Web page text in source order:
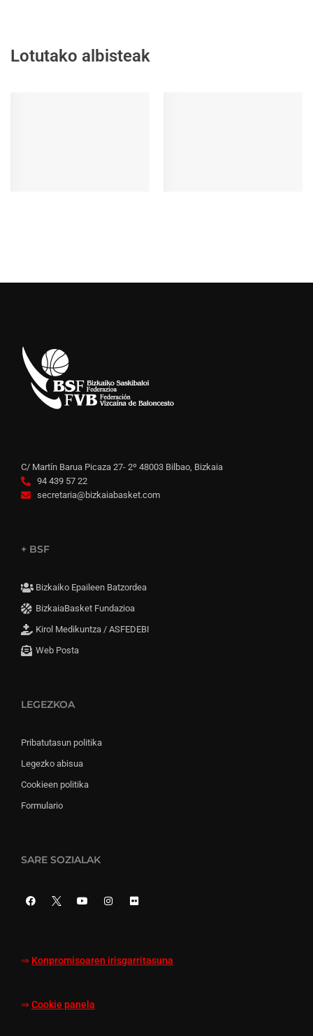
Lotutako albisteak
C/ Martín Barua Picaza 27- 2º 48003 Bilbao, Bizkaia
94 439 57 22
secretaria@bizkaiabasket.com
+ BSF
Bizkaiko Epaileen Batzordea
BizkaiaBasket Fundazioa
Kirol Medikuntza / ASFEDEBI
Web Posta
LEGEZKOA
Pribatutasun politika
Legezko abisua
Cookieen politika
Formulario
SARE SOZIALAK
⇒ Konpromisoaren irisgarritasuna
⇒ Cookie panela